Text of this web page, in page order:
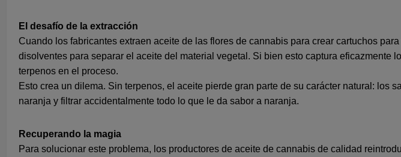
El desafío de la extracción
Cuando los fabricantes extraen aceite de las flores de cannabis para crear cartuchos
disolventes para separar el aceite del material vegetal. Si bien esto captura
terpenos en el proceso.
Esto crea un dilema. Sin terpenos, el aceite pierde gran parte de su carácter natural:
naranja y filtrar accidentalmente todo lo que le da sabor a naranja.
Recuperando la magia
Para solucionar este problema, los productores de aceite de cannabis de calidad